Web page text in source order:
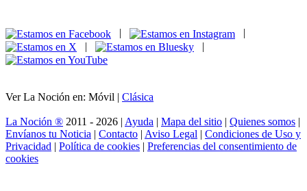
|
|
Ver La Noción en: Móvil | Clásica
La Noción ® 2011 - 2026 | Ayuda | Mapa del sitio | Quienes somos |
Envíanos tu Noticia | Contacto | Aviso Legal | Condiciones de Uso y
Privacidad | Política de cookies | Preferencias del consentimiento de
cookies